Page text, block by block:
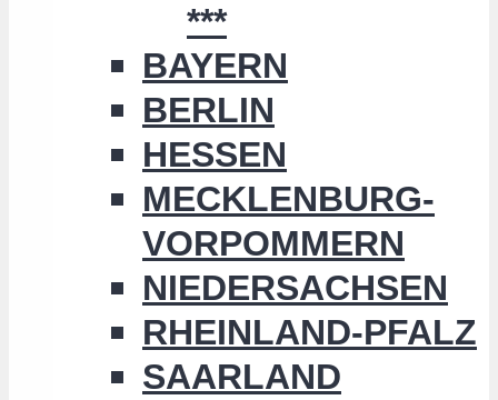
***
BAYERN
BERLIN
HESSEN
MECKLENBURG-
VORPOMMERN
NIEDERSACHSEN
RHEINLAND-PFALZ
SAARLAND